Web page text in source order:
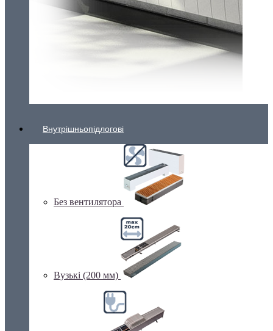
Внутрішньопідлогові
Без вентилятора
Вузькі (200 мм)